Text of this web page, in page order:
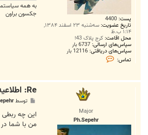
پست: 4400
تاریخ عضویت: سه‌شنبه ۲۳ اسفند ۱۳۸۴,
۱:۱۴ ب.ظ
محل اقامت: کرج پلاک 43!
سپاس‌های ارسالی: 6737 بار
سپاس‌های دریافتی: 12116 بار
تماس:
ت
M
d
به همه
جکسون براون
Major
Ph.Sepehr
Re: اطلاعیه صندلی داغ و ثبت نام برای نشستن روی صندلی
ت
توسط
این چه
من با شما